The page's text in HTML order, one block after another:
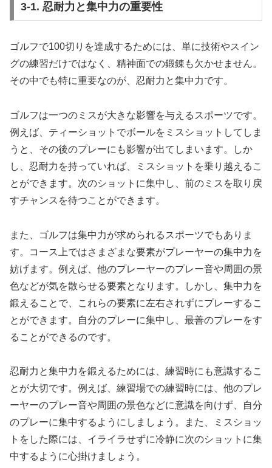
3-1. 忍耐力と集中力の重要性
ゴルフで100切りを達成するためには、単に技術やスイン
グの練習だけではなく、精神面での鍛錬も欠かせません。
その中でも特に重要なのが、忍耐力と集中力です。
ゴルフは一つのミスが大きな影響を与えるスポーツです。
例えば、ティーショットでボールをミスショットしてしま
うと、その後のプレーにも影響が出てしまいます。しか
し、忍耐力を持っていれば、ミスショットを乗り越えるこ
とができます。次のショットに集中し、前のミスを取り戻
すチャンスを待つことができます。
また、ゴルフは集中力が求められるスポーツでもありま
す。コース上ではさまざまな要素がプレーヤーの集中力を
妨げます。例えば、他のプレーヤーのプレー音や周囲の景
色などが気を散らせる要素となります。しかし、集中力を
鍛えることで、これらの要素に左右されずにプレーするこ
とができます。自分のプレーに集中し、最善のプレーをす
ることができるのです。
忍耐力と集中力を鍛えるためには、練習時にも意識するこ
とが大切です。例えば、練習場での練習時には、他のプレ
ーヤーのプレー音や周囲の景色などに意識を向けず、自分
のプレーに集中するようにしましょう。また、ミスショッ
トをした際には、イライラせずに冷静に次のショットに集
中するように心掛けましょう。